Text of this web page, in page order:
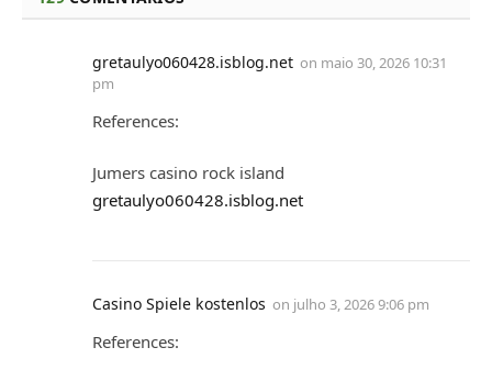
gretaulyo060428.isblog.net on maio 30, 2026 10:31
pm
References:
Jumers casino rock island
gretaulyo060428.isblog.net
Casino Spiele kostenlos on julho 3, 2026 9:06 pm
References: